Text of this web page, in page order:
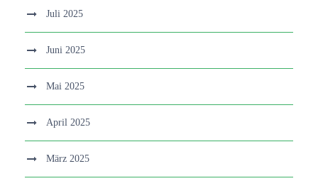
Juli 2025
Juni 2025
Mai 2025
April 2025
März 2025